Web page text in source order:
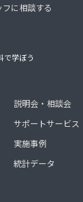
フに相談する
で学ぼう
説明会・相談会
サポートサービス
実施事例
統計データ